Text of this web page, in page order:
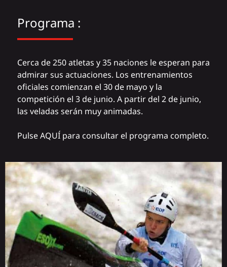
Programa :
Cerca de 250 atletas y 35 naciones le esperan para
admirar sus actuaciones. Los entrenamientos
oficiales comienzan el 30 de mayo y la
competición el 3 de junio. A partir del 2 de junio,
las veladas serán muy animadas.
PulseAQUÍ para consultar el programa completo.